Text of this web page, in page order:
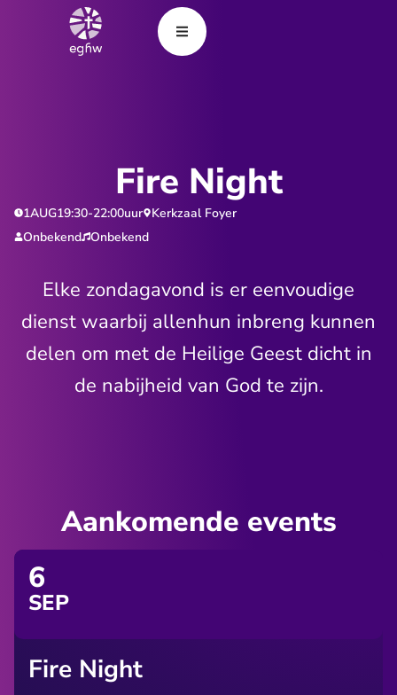
Fire Night
1AUG19:30-22:00uur Kerkzaal Foyer
Onbekend Onbekend
Elke zondagavond is er eenvoudige
dienst waarbij allenhun inbreng kunnen
delen om met de Heilige Geest dicht in
de nabijheid van God te zijn.
Aankomende events
6
SEP
Fire Night